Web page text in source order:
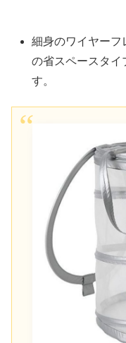
細身のワイヤーフ
の省スペースタイ
す。